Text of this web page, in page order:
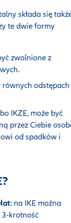
składa się
te dwie formy
zwolnione z
równych odstępach
IKZE, może być
przez Ciebie
od spadków i
: na IKE można
3-krotność